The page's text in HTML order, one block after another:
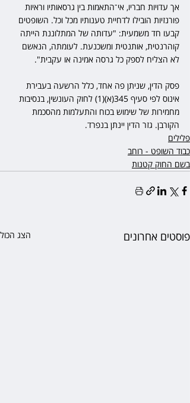
אך עדויות חבריו, אי־התאמות בין גרסאותיו וראיות
פורנזיות הובילו לדחיית טענותיו מכל וכל. השופטים
קבעו חד משמעית: "עדותה של המתלוננת הייתה
קוהרנטית, אותנטית ומשכנעת. לעומתה, הנאשם
לא הצליח לספק כל גרסה אמינה או עקבית".
פסק הדין, שניתן פה אחד, כלל הרשעה בעבירת
אינוס לפי סעיף 345(א)(1) לחוק העונשין, בנסיבות
מחמירות של שימוש בכוח והתעלמות מהסכמת
הקורבן. גזר הדין יינתן בנפרד.
פלילים
כבוד השופט - רוחב
בשם החוק קטנות
פוסטים אחרונים הצג הכול